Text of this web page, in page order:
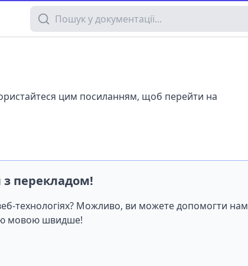
Пошук у документації
цим посиланням, щоб перейти на
перекладом!
технологіях? Можливо, ви можете допомогти нам
мовою швидше!